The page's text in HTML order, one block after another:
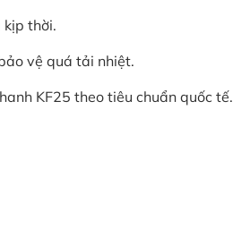
kịp thời.
vệ quá tải nhiệt.
KF25 theo tiêu chuẩn quốc tế.